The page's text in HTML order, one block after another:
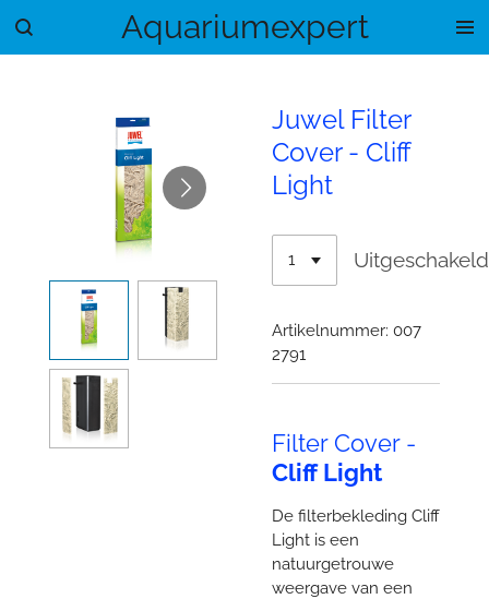
Ga
Aquariumexpert
Juwel Filter
Cover - Cliff
Light
Uitgeschakeld
Artikelnummer: 007
2791
Filter Cover -
Cliff Light
De filterbekleding Cliff
Light is een
natuurgetrouwe
weergave van een